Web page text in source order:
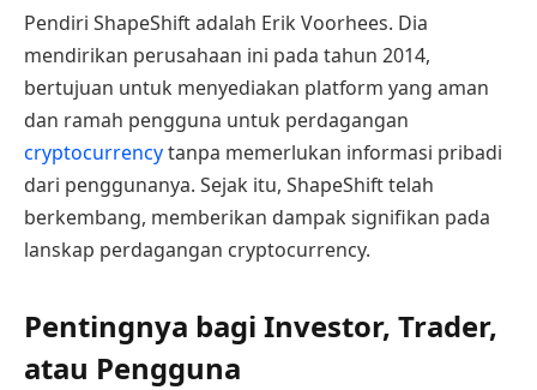
Pendiri ShapeShift adalah Erik Voorhees. Dia
mendirikan perusahaan ini pada tahun 2014,
bertujuan untuk menyediakan platform yang aman
dan ramah pengguna untuk perdagangan
cryptocurrencytanpa memerlukan informasi pribadi
dari penggunanya. Sejak itu, ShapeShift telah
berkembang, memberikan dampak signifikan pada
lanskap perdagangan cryptocurrency.
Pentingnya bagi Investor, Trader,
atau Pengguna